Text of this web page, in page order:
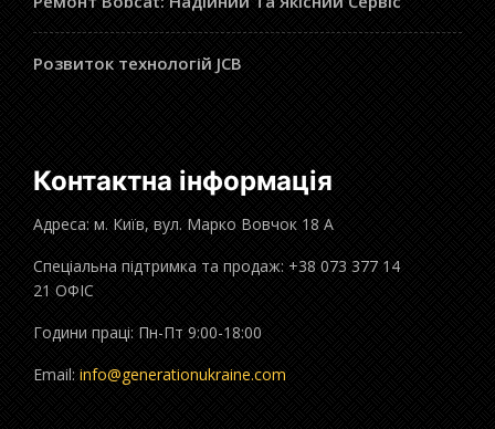
Розвиток технологій JCB
Контактна інформація
Адреса: м. Київ, вул. Марко Вовчок 18 А
Спеціальна підтримка та продаж: +38 073 377 14
21 ОФІС
Години праці: Пн-Пт 9:00-18:00
Email: info@generationukraine.com